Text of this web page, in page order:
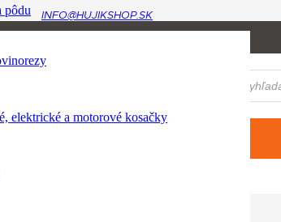
ŽILINA
INFO@HUJIKSHOP.SK
+421 904 954 064
Products
pôdu
elektrické a motorové kosačky